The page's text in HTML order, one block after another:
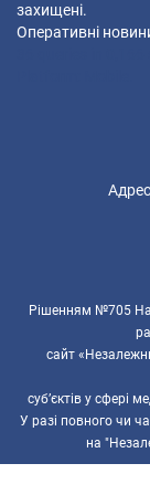
захищені.
Оперативні
Адреса:
Рішенням №705
сайт
суб’єктів у сфері
У разі повного чи
на